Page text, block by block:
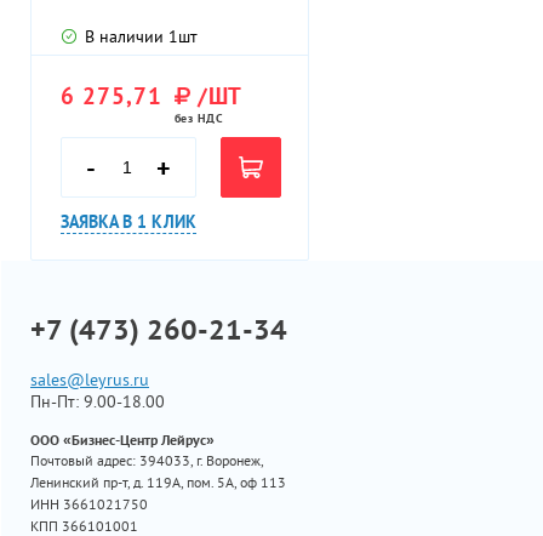
В наличии 1шт
6 275,71 /ШТ
без НДС
- +
ЗАЯВКА В 1 КЛИК
+7 (473) 260-21-34
sales@leyrus.ru
Пн-Пт: 9.00-18.00
ООО «Бизнес-Центр Лейрус»
Почтовый адрес: 394033, г. Воронеж,
Ленинский пр-т, д. 119А, пом. 5А, оф 113
ИНН 3661021750
КПП 366101001